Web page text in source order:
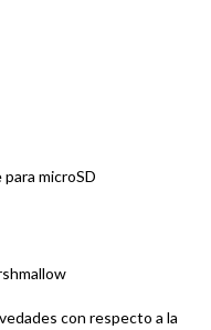
microSD
con respecto a la